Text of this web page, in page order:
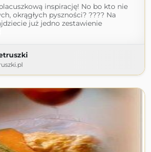
inspirację! No bo kto nie
okrągłych pyszności? ???? Na
już jedno zestawienie